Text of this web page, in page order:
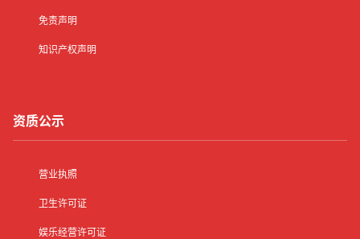
免责声明
知识产权声明
资质公示
营业执照
卫生许可证
娱乐经营许可证